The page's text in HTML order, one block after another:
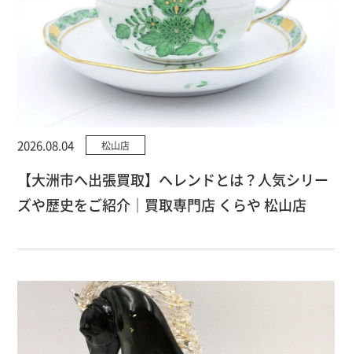
2026.08.04 松山店
【大洲市へ出張買取】ヘレンドとは？人気シリー
ズや歴史をご紹介｜買取専門店 くらや 松山店